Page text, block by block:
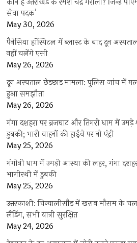
कौन हैं उत्तराखंड के रमेश चंद्र गैरोला? जिन्हें पीएम
सेवा पदक’
May 30, 2026
पैनेसिया हॉस्पिटल में ब्लास्ट के बाद दून
नहीं चलेंगे एसी
May 26, 2026
दून अस्पताल छेड़छाड़ मामला: पुलिस जांच में
हुआ समझौता
May 26, 2026
गंगा दशहरा पर ब्रजघाट और तिगरी धाम में
डुबकी; भारी वाहनों की हाईवे पर नो एंट्री
May 25, 2026
गंगोत्री धाम में उमड़ी आस्था की लहर, गंगा
भागीरथी में डुबकी
May 25, 2026
उत्तरकाशी: चिन्यालीसौड़ में खराब मौसम के
लैंडिंग, सभी यात्री सुरक्षित
May 24, 2026